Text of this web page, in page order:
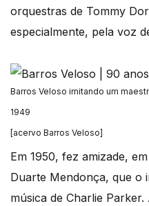
orquestras de Tommy
especialmente, pela voz
Barros Veloso imitando um
1949
[acervo Barros Veloso]
Em 1950, fez amizade,
Duarte Mendonça, que o
música de Charlie